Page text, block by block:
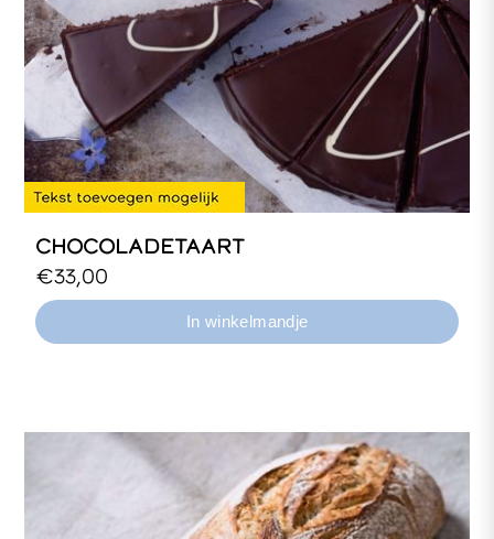
CHOCOLADETAART
Hele, halve of kleine taart.
€33,00